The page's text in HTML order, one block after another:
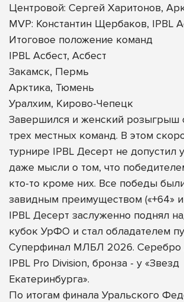
Центровой: Сергей Харитонов,
MVP: Константин Щербаков, IPBL
Итоговое положение команд
IPBL Асбест, Асбест
Закамск, Пермь
Арктика, Тюмень
Уралхим, Кирово-Чепецк
Завершился и женский розыгрыш
трех местных команд. В этом
турнире IPBL Десерт не допустил
даже мысли о том, что
кто-то кроме них. Все победы
завидным преимуществом («+64» и
IPBL Десерт заслуженно поднял
кубок УрФО и стал обладателем
Суперфинал МЛБЛ 2026. Серебро
IPBL Pro Division, бронза - у «Звезд
Екатеринбурга».
По итогам финала Уральского